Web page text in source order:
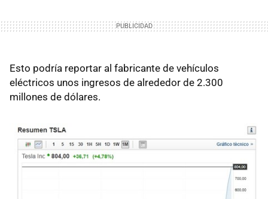
Esto podría reportar al fabricante de vehículos
eléctricos unos ingresos de alrededor de 2.300
millones de dólares.